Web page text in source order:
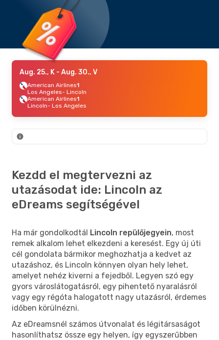
Aug. 25., K - Aug. 30., V
American Airlines1
Los Angeles- Lincoln
American Airlines1
Lincoln- Los Angeles
Kezdd el megtervezni az
utazásodat ide: Lincoln az
eDreams segítségével
Ha már gondolkodtál Lincoln repülőjegyein, most
remek alkalom lehet elkezdeni a keresést. Egy új úti
cél gondolata bármikor meghozhatja a kedvet az
utazáshoz, és Lincoln könnyen olyan hely lehet,
amelyet nehéz kiverni a fejedből. Legyen szó egy
gyors városlátogatásról, egy pihentető nyaralásról
vagy egy régóta halogatott nagy utazásról, érdemes
időben körülnézni.
Az eDreamsnél számos útvonalat és légitársaságot
hasonlíthatsz össze egy helyen, így egyszerűbben